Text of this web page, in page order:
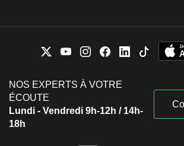
NOS EXPERTS À VOTRE
ÉCOUTE
Lundi - Vendredi 9h-12h / 14h-
18h